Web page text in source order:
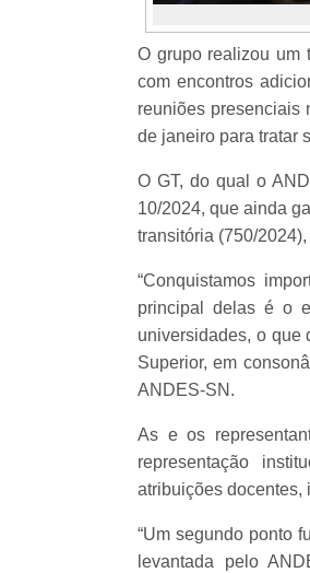
O grupo realizou um
com encontros
reuniões presenciais
de janeiro para tratar
O GT, do qual o
10/2024, que ainda
transitória (750/
“Conquistamos
principal delas é o
universidades, o que
Superior, em
ANDES-SN.
As e os
representação
atribuições docentes,
“Um segundo ponto
levantada pelo